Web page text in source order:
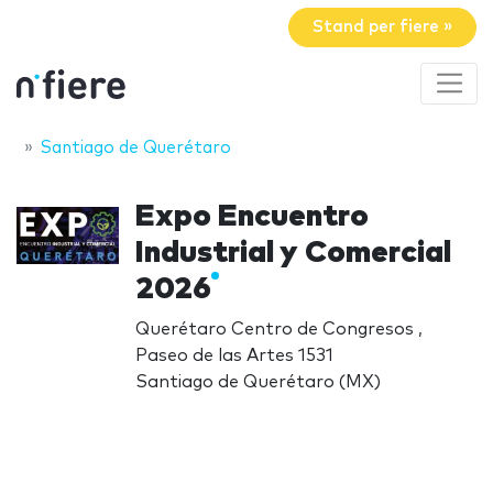
Stand per fiere »
Santiago de Querétaro
Expo Encuentro
Industrial y Comercial
2026
Querétaro Centro de Congresos ,
Paseo de las Artes 1531
Santiago de Querétaro (MX)